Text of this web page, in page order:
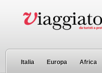
Italia Europa Africa